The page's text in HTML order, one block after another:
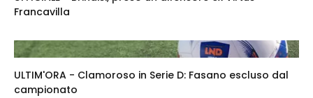
Francavilla
ULTIM'ORA - Clamoroso in Serie D: Fasano escluso dal
campionato